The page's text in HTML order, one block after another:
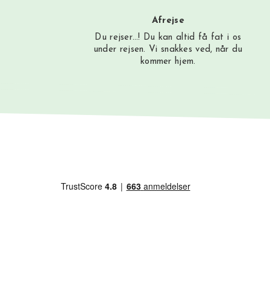
Afrejse
Du rejser…! Du kan altid få fat i os
under rejsen. Vi snakkes ved, når du
kommer hjem.